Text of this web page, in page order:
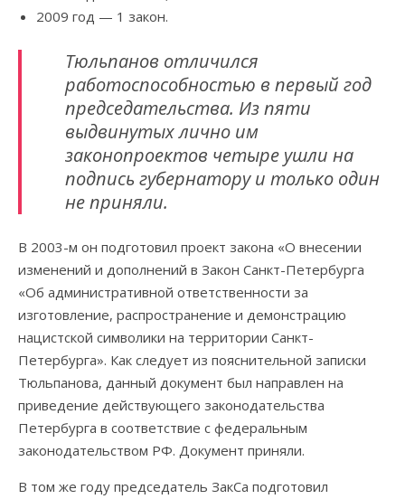
2009 год — 1 закон.
Тюльпанов отличился
работоспособностью в первый год
председательства. Из пяти
выдвинутых лично им
законопроектов четыре ушли на
подпись губернатору и только один
не приняли.
В 2003-м он подготовил проект закона «О внесении
изменений и дополнений в Закон Санкт-Петербурга
«Об административной ответственности за
изготовление, распространение и демонстрацию
нацистской символики на территории Санкт-
Петербурга». Как следует из пояснительной записки
Тюльпанова, данный документ был направлен на
приведение действующего законодательства
Петербурга в соответствие с федеральным
законодательством РФ. Документ приняли.
В том же году председатель ЗакСа подготовил